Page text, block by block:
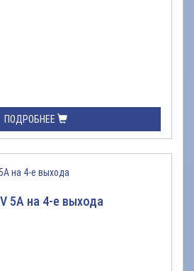
ПОДРОБНЕЕ
5A на 4-е выхода